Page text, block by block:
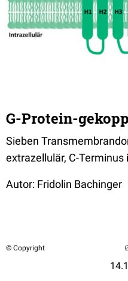
G-Protein-
Sieben
extrazellulär, C-Terminus
Autor: Fridolin Bachinger
© Copyright